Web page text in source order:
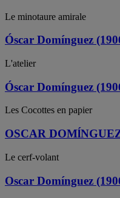
Le minotaure amirale
Óscar Domínguez
L'atelier
Óscar Domínguez
Les Cocottes en papier
OSCAR
Le cerf-volant
Oscar Domínguez